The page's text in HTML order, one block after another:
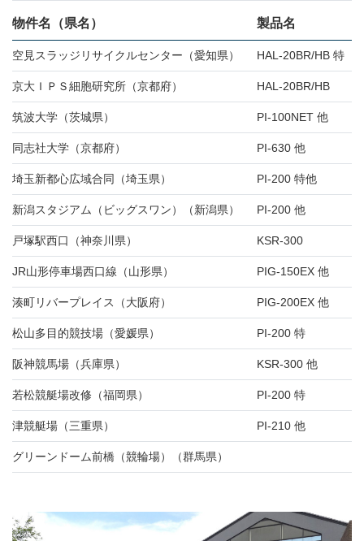
物件名（県名） 製品名
空見スラッジリサイクルセンター（愛知県） HAL-20BR/HB 特
京大ＩＰＳ細胞研究所（京都府） HAL-20BR/HB
筑波大学（茨城県） PI-100NET 他
同志社大学（京都府） PI-630 他
埼玉新都心広域合同（埼玉県） PI-200 特他
新潟スタジアム（ビッグスワン）（新潟県） PI-200 他
戸塚駅西口（神奈川県） KSR-300
JR山形停車場西口線（山形県） PIG-150EX 他
湊町リバープレイス（大阪府） PIG-200EX 他
松山多目的競技場（愛媛県） PI-200 特
阪神競馬場（兵庫県） KSR-300 他
若松競艇場改修（福岡県） PI-200 特
津競艇場（三重県） PI-210 他
グリーンドーム前橋（競輪場）（群馬県）